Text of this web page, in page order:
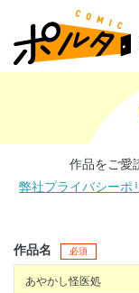
作品をご愛
弊社プライバシーポ
作品名 必須